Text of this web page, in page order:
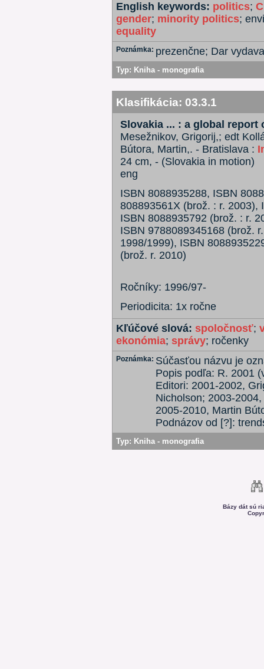
English keywords: politics;
gender; minority politics;
equality
Poznámka: prezenčne; Dar
Typ: Kniha - monografia
Klasifikácia: 03.3.1
Slovakia ... : a global report
Mesežnikov, Grigorij,; edt
Bútora, Martin,. - Bratislava :
24 cm, - (Slovakia in motion)
eng
ISBN 8088935288, ISBN
808893561X (brož. : r. 2003),
ISBN 8088935792 (brož. : r.
ISBN 9788089345168 (brož.
1998/1999), ISBN
(brož. r. 2010)
Ročníky: 1996/97-
Periodicita: 1x ročne
Kľúčové slová: spoločnosť;
ekonómia; správy; ročenky
Poznámka: Súčasťou názvu je
Popis podľa: R. 2001
Editori: 2001-2002,
Nicholson; 2003-
2005-2010, Martin
Podnázov od [?]:
Typ: Kniha - monografia
Bázy dát sú